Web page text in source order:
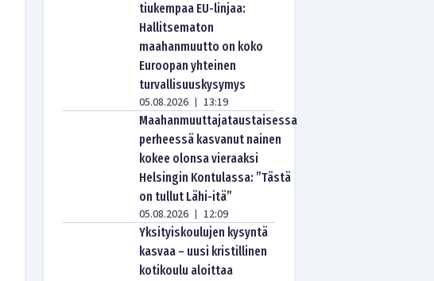
tiukempaa EU-linjaa:
Hallitsematon
maahanmuutto on koko
Euroopan yhteinen
turvallisuuskysymys
05.08.2026 | 13:19
Maahanmuuttajataustaisessa
perheessä kasvanut nainen
kokee olonsa vieraaksi
Helsingin Kontulassa: ”Tästä
on tullut Lähi-itä”
05.08.2026 | 12:09
Yksityiskoulujen kysyntä
kasvaa – uusi kristillinen
kotikoulu aloittaa